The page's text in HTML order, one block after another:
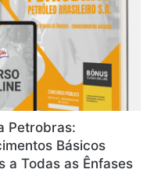
Petrobras:
Básicos
a Todas as Ênfases